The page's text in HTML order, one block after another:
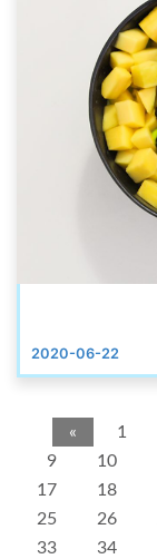
2020-06-22
« 1
9
10
17
18
25
26
33
34